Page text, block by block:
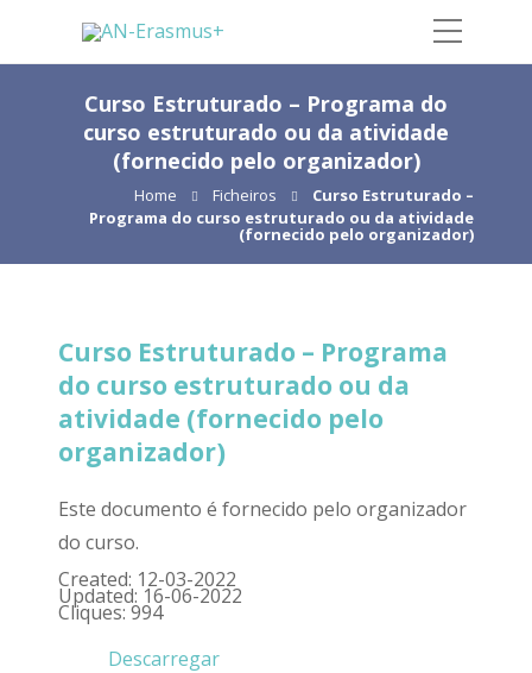
Curso Estruturado​ – Programa do
curso estruturado ou da atividade
(fornecido pelo organizador)
Home Ficheiros
Curso Estruturado​ –
Programa do curso estruturado ou da atividade
(fornecido pelo organizador)
Curso Estruturado​ – Programa
do curso estruturado ou da
atividade (fornecido pelo
organizador)
Este documento é fornecido pelo organizador
do curso.
Created: 12-03-2022
Updated: 16-06-2022
Cliques: 994
Descarregar